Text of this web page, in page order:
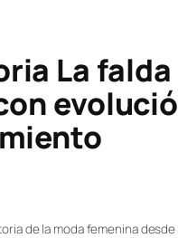
La falda
de la moda femenina desde